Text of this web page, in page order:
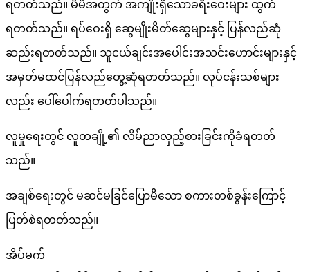
ရတတ်သည်။ မိမိအတွက် အကျိုးရှိသောခရီးဝေးများ ထွက်
ရတတ်သည်။ ရပ်ဝေးရှိ ဆွေမျိုးမိတ်ဆွေများနှင့် ပြန်လည်ဆုံ
ဆည်းရတတ်သည်။ သူငယ်ချင်းအပေါင်းအသင်းဟောင်းများနှင့်
အမှတ်မထင်ပြန်လည်တွေ့ဆုံရတတ်သည်။ လုပ်ငန်းသစ်များ
လည်း ပေါ်ပေါက်ရတတ်ပါသည်။
လူမှုရေးတွင် လူတချို့၏ လိမ်ညာလှည့်စားခြင်းကိုခံရတတ်
သည်။
အချစ်ရေးတွင် မဆင်မခြင်ပြောမိသော စကားတစ်ခွန်းကြောင့်
ပြတ်စဲရတတ်သည်။
အိပ်မက်